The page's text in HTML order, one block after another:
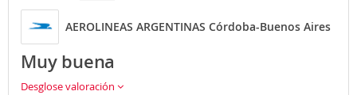
AEROLINEAS ARGENTINAS Córdoba-Buenos Aires
Muy buena
Desglose valoración